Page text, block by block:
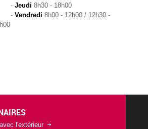
Jeudi 8h30 - 18h00
Vendredi 8h00 - 12h00 / 12h30 -
l'extérieur